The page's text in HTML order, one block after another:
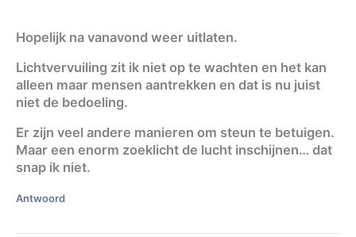
Hopelijk na vanavond weer uitlaten.
Lichtvervuiling zit ik niet op te wachten en het kan
alleen maar mensen aantrekken en dat is nu juist
niet de bedoeling.
Er zijn veel andere manieren om steun te betuigen.
Maar een enorm zoeklicht de lucht inschijnen… dat
snap ik niet.
Antwoord